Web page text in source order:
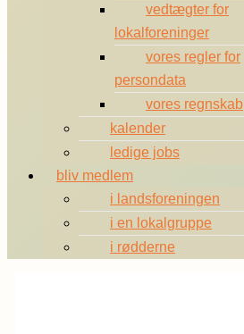
vedtægter for
lokalforeninger
vores regler for
persondata
vores regnskab
kalender
ledige jobs
bliv medlem
i landsforeningen
i en lokalgruppe
i rødderne